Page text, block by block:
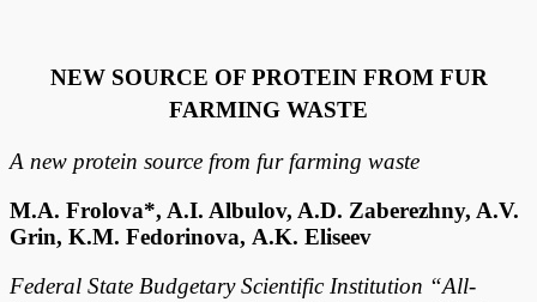
NEW SOURCE OF PROTEIN FROM FUR
FARMING WASTE
A new protein source from fur farming waste
M.A. Frolova*, A.I. Albulov, A.D. Zaberezhny, A.V.
Grin, K.M. Fedorinova, A.K. Eliseev
Federal State Budgetary Scientific Institution “All-